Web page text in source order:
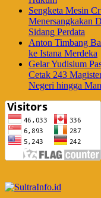
Sengketa Mesin
Menersangkakan
Sidang Perdata
Anton Timbang
ke Istana Merdeka
Gelar Yudisium
Cetak 243
Negeri hingga